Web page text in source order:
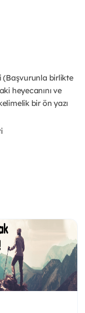
(Başvurunla birlikte
heyecanını ve
bir ön yazı